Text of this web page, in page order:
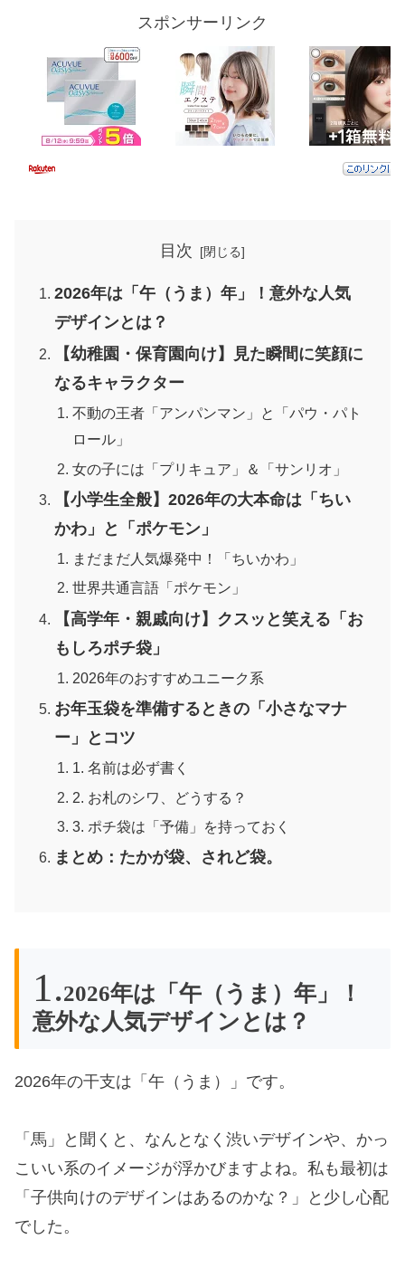
スポンサーリンク
目次
2026年は「午（うま）年」！意外な人気
デザインとは？
【幼稚園・保育園向け】見た瞬間に笑顔に
なるキャラクター
不動の王者「アンパンマン」と「パウ・パト
ロール」
女の子には「プリキュア」＆「サンリオ」
【小学生全般】2026年の大本命は「ちい
かわ」と「ポケモン」
まだまだ人気爆発中！「ちいかわ」
世界共通言語「ポケモン」
【高学年・親戚向け】クスッと笑える「お
もしろポチ袋」
2026年のおすすめユニーク系
お年玉袋を準備するときの「小さなマナ
ー」とコツ
1. 名前は必ず書く
2. お札のシワ、どうする？
3. ポチ袋は「予備」を持っておく
まとめ：たかが袋、されど袋。
2026年は「午（うま）年」！
意外な人気デザインとは？
2026年の干支は「午（うま）」です。
「馬」と聞くと、なんとなく渋いデザインや、かっ
こいい系のイメージが浮かびますよね。私も最初は
「子供向けのデザインはあるのかな？」と少し心配
でした。